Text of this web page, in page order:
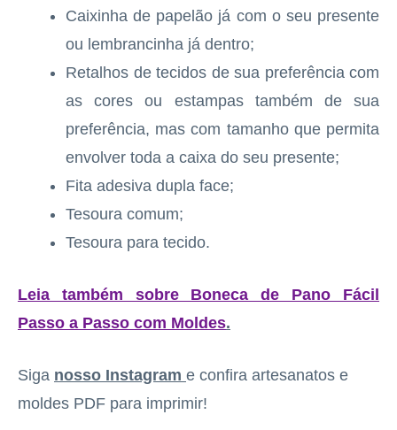
Caixinha de papelão já com o seu presente
ou lembrancinha já dentro;
Retalhos de tecidos de sua preferência com
as cores ou estampas também de sua
preferência, mas com tamanho que permita
envolver toda a caixa do seu presente;
Fita adesiva dupla face;
Tesoura comum;
Tesoura para tecido.
Leia também sobre Boneca de Pano Fácil
Passo a Passo com Moldes.
Siga nosso Instagram e confira artesanatos e
moldes PDF para imprimir!